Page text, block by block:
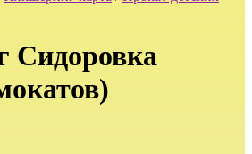
Сидоровка